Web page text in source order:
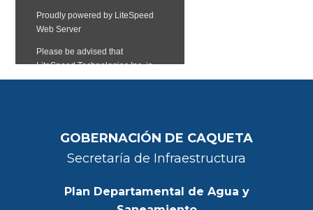
GOBERNACIÓN DE CAQUETA
Secretaría de Infraestructura
Plan Departamental de Agua y